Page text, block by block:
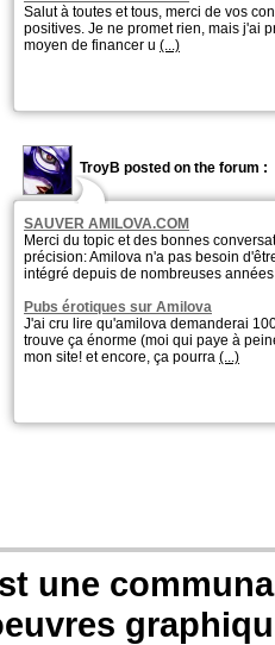
Salut à toutes et tous, merci de vos
positives. Je ne promet rien, mais j'ai
moyen de financer u (...)
TroyB posted on the forum :
SAUVER AMILOVA.COM
Merci du topic et des bonnes
précision: Amilova n'a pas besoin
intégré depuis de nombreuses
Pubs érotiques sur Amilova
J'ai cru lire qu'amilova demanderai
trouve ça énorme (moi qui paye à
mon site! et encore, ça pourra (...)
une